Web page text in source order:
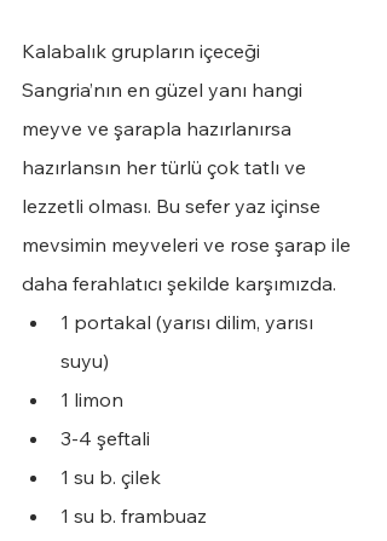
Kalabalık grupların içeceği
Sangria’nın en güzel yanı hangi
meyve ve şarapla hazırlanırsa
hazırlansın her türlü çok tatlı ve
lezzetli olması. Bu sefer yaz içinse
mevsimin meyveleri ve rose şarap ile
daha ferahlatıcı şekilde karşımızda.
1 portakal (yarısı dilim, yarısı
suyu)
1 limon
3-4 şeftali
1 su b. çilek
1 su b. frambuaz